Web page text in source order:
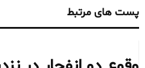
پست های مرتبط